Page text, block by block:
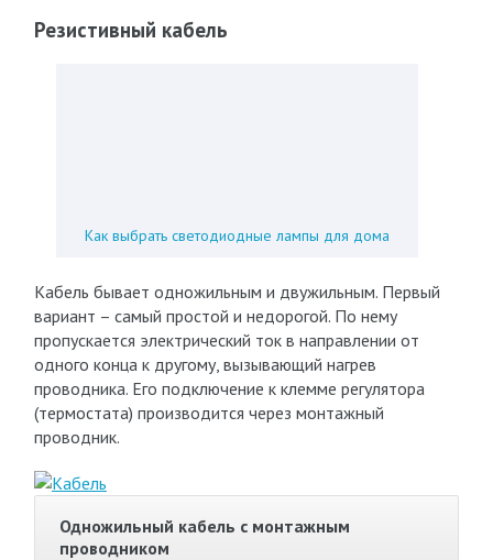
Резистивный кабель
Как выбрать светодиодные лампы для дома
Кабель бывает одножильным и двужильным. Первый
вариант – самый простой и недорогой. По нему
пропускается электрический ток в направлении от
одного конца к другому, вызывающий нагрев
проводника. Его подключение к клемме регулятора
(термостата) производится через монтажный
проводник.
Одножильный кабель с монтажным
проводником